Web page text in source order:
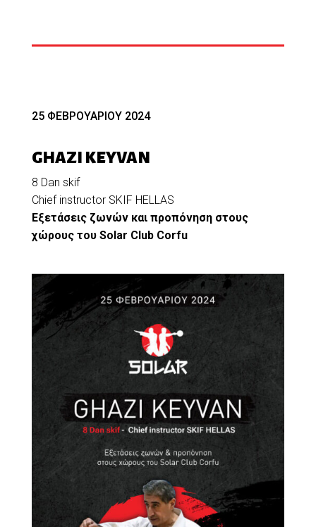
25 ΦΕΒΡΟΥΑΡΙΟΥ 2024
GHAZI KEYVAN
8 Dan skif
Chief instructor SKIF HELLAS
Εξετάσεις ζωνών και προπόνηση στους
χώρους του Solar Club Corfu